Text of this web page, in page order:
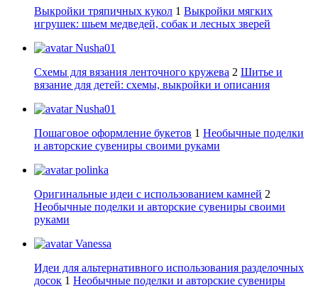
Выкройки тряпичных кукол 1 Выкройки мягких
игрушек: шьем медведей, собак и лесных зверей
Nusha01
Схемы для вязания ленточного кружева 2 Шитье и
вязание для детей: схемы, выкройки и описания
Nusha01
Пошаговое оформление букетов 1 Необычные поделки
и авторские сувениры своими руками
polinka
Оригинальные идеи с использованием камней 2
Необычные поделки и авторские сувениры своими
руками
Vanessa
Идеи для альтернативного использования разделочных
досок 1 Необычные поделки и авторские сувениры